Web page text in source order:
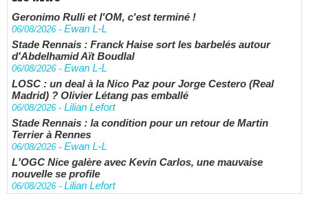
Geronimo Rulli et l'OM, c'est terminé !
06/08/2026 - Ewan L-L
Stade Rennais : Franck Haise sort les barbelés autour
d'Abdelhamid Aït Boudlal
06/08/2026 - Ewan L-L
LOSC : un deal à la Nico Paz pour Jorge Cestero (Real
Madrid) ? Olivier Létang pas emballé
06/08/2026 - Lilian Lefort
Stade Rennais : la condition pour un retour de Martin
Terrier à Rennes
06/08/2026 - Ewan L-L
L'OGC Nice galère avec Kevin Carlos, une mauvaise
nouvelle se profile
06/08/2026 - Lilian Lefort